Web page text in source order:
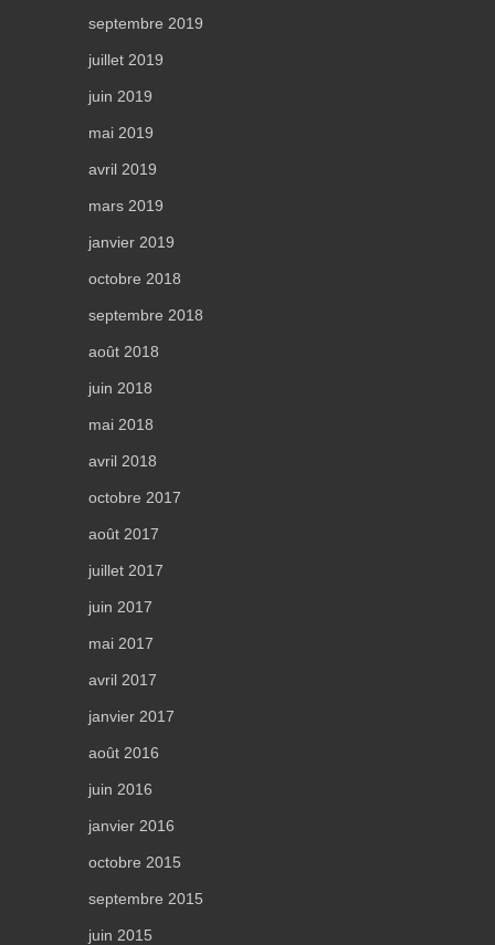
septembre 2019
juillet 2019
juin 2019
mai 2019
avril 2019
mars 2019
janvier 2019
octobre 2018
septembre 2018
août 2018
juin 2018
mai 2018
avril 2018
octobre 2017
août 2017
juillet 2017
juin 2017
mai 2017
avril 2017
janvier 2017
août 2016
juin 2016
janvier 2016
octobre 2015
septembre 2015
juin 2015